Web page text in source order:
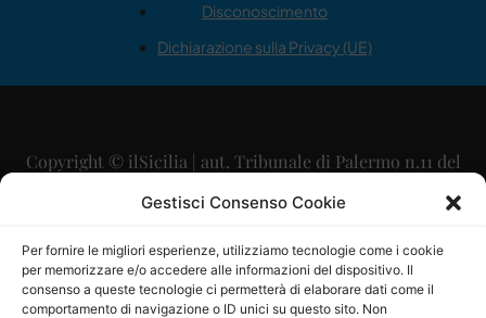
Gestisci Consenso Cookie
Per fornire le migliori esperienze, utilizziamo tecnologie come i cookie
per memorizzare e/o accedere alle informazioni del dispositivo. Il
consenso a queste tecnologie ci permetterà di elaborare dati come il
comportamento di navigazione o ID unici su questo sito. Non
Disconoscimento
Dichiarazione sulla Privacy (UE)
Copyright © ilSicilia | aut. Tribunale di Palermo n.11 del
29/09/2015
Direttore Editoriale: Maurizio Scaglione